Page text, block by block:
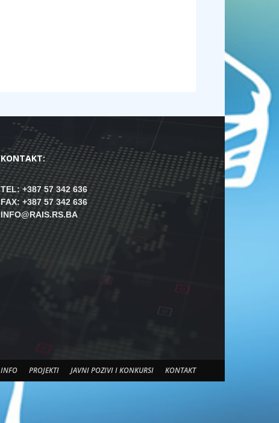
KONTAKT:
TEL: +387 57 342 636
FAX: +387 57 342 636
INFO@RAIS.RS.BA
INFO PROJEKTI JAVNI POZIVI I KONKURSI KONTAKT